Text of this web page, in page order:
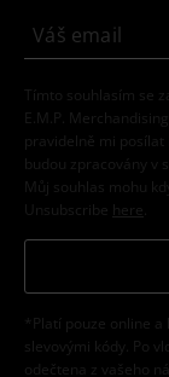
Tímto souhlasím se
E.M.P.
pravidelně mi
budou zpracovány v
Můj souhlas mohu
Unsubscribe here
*Platí pouze online
slevovými kódy. Po
odečtena z vašeho